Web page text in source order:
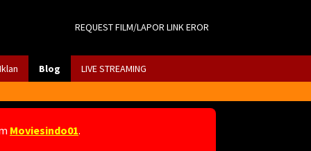
REQUEST FILM/LAPOR LINK EROR
Blog LIVE STREAMING
Moviesindo01.